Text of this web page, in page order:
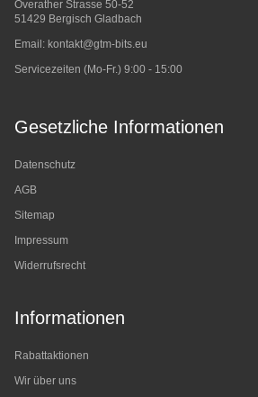
Overather Strasse 50-52
51429 Bergisch Gladbach
Email: kontakt@gtm-bits.eu
Servicezeiten (Mo-Fr.) 9:00 - 15:00
Gesetzliche Informationen
Datenschutz
AGB
Sitemap
Impressum
Widerrufsrecht
Informationen
Rabattaktionen
Wir über uns